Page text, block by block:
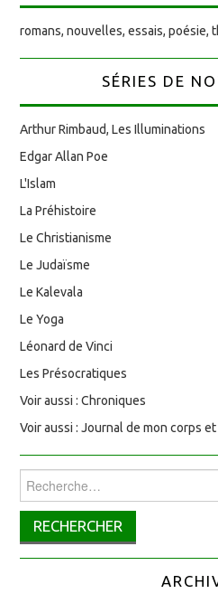
romans, nouvelles, essais, poésie,
SÉRIES DE
Arthur Rimbaud, Les Illuminations
Edgar Allan Poe
L'Islam
La Préhistoire
Le Christianisme
Le Judaïsme
Le Kalevala
Le Yoga
Léonard de Vinci
Les Présocratiques
Voir aussi : Chroniques
Voir aussi : Journal de mon corps et
Rechercher :